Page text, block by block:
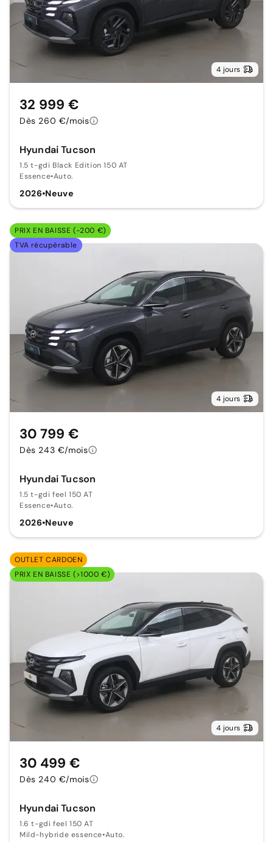
4 jours
Hyundai Tucson
1.5 t-gdi Black Edition 150 AT
Essence•Auto.
2026•Neuve
32 999 €
Dès 260 €/mois
PRIX EN BAISSE (-200 €)
TVA récupérable
4 jours
Hyundai Tucson
1.5 t-gdi feel 150 AT
Essence•Auto.
2026•Neuve
30 799 €
Dès 243 €/mois
OUTLET CARDOEN
PRIX EN BAISSE (>1000 €)
4 jours
Hyundai Tucson
1.6 t-gdi feel 150 AT
Mild-hybride essence•Auto.
30 499 €
Dès 240 €/mois